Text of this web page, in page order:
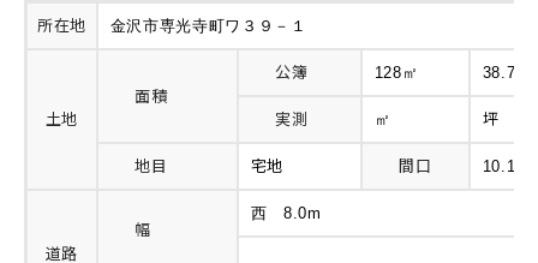
所在地 金沢市専光寺町ワ３９－１
土地
面積
公簿 128㎡ 38.72
実測 ㎡ 坪
地目 宅地 間口 10.1m
道路
幅
西 8.0m